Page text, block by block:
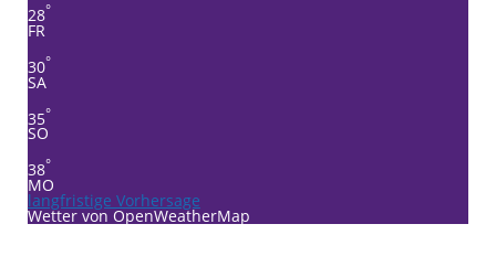
28°
FR
30°
SA
35°
SO
38°
MO
langfristige Vorhersage
Wetter von OpenWeatherMap